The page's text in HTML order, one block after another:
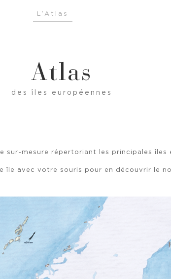
L’Atlas
Atlas
des îles européennes
sur-mesure répertoriant les principales îles
île avec votre souris pour en découvrir le